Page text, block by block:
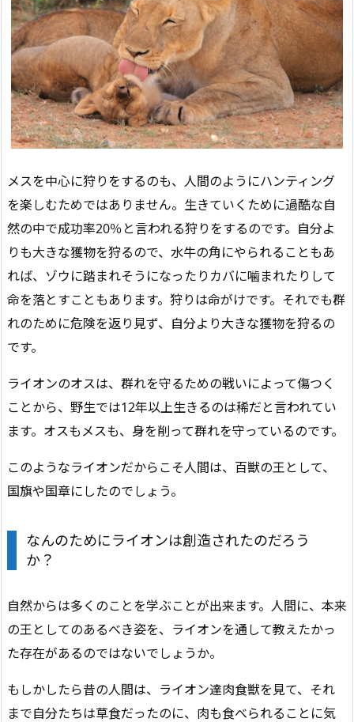
メスを中心に狩りをするのも、人間のようにハンティング
を楽しむためではありません。生きていくために過酷な自
然の中で成功率20％と言われる狩りをするのです。自分よ
りも大きな獲物を狩るので、水牛の角にやられることもあ
れば、ゾウに踏まれそうになったりカバに噛まれたりして
命を落とすこともあります。狩りは命がけです。それでも群
れのために危険を返り見ず、自分より大きな獲物を狩るの
です。
ライオンのオスは、群れを守るための戦いによって傷つく
ことから、野生では12年以上生きるのは稀だと言われてい
ます。オスもメスも、身を削って群れを守っているのです。
このようなライオンだからこそ人間は、百獣の王として、
国旗や国章にしたのでしょう。
なんのためにライオンは創造されたのだろう
か？
自然からは多くのことを学ぶことが出来ます。人間に、本来
の王としてのあるべき姿を、ライオンを通して教えたかっ
た存在があるのではないでしょうか。
もしかしたら昔の人間は、ライオン達肉食獣を見て、それ
まで自分たちは草食だったのに、肉も食べられることに気